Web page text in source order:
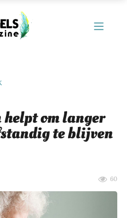
helpt om langer
te blijven
60